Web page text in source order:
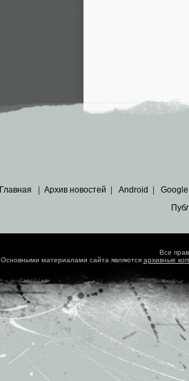
Главная Архив новостей Android Google
Все
Основными материалами сайта являются архивные